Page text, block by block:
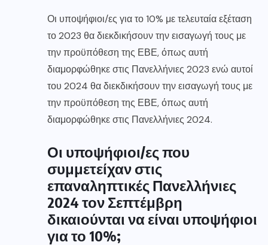
Οι υποψήφιοι/ες για το 10% με τελευταία εξέταση
το 2023 θα διεκδικήσουν την εισαγωγή τους με
την προϋπόθεση της ΕΒΕ, όπως αυτή
διαμορφώθηκε στις Πανελλήνιες 2023 ενώ αυτοί
του 2024 θα διεκδικήσουν την εισαγωγή τους με
την προϋπόθεση της ΕΒΕ, όπως αυτή
διαμορφώθηκε στις Πανελλήνιες 2024.
Οι υποψήφιοι/ες που
συμμετείχαν στις
επαναληπτικές Πανελλήνιες
2024 τον Σεπτέμβρη
δικαιούνται να είναι υποψήφιοι
για το 10%;